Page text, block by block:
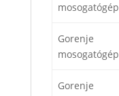
mosogatógép
Gorenje
mosogatógép
Gorenje